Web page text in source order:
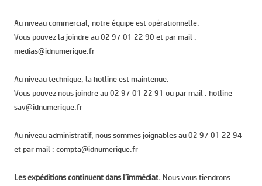
Au niveau commercial, notre équipe est opérationnelle.
Vous pouvez la joindre au 02 97 01 22 90 et par mail :
medias@idnumerique.fr
Au niveau technique, la hotline est maintenue.
Vous pouvez nous joindre au 02 97 01 22 91 ou par mail : hotline-
sav@idnumerique.fr
Au niveau administratif, nous sommes joignables au 02 97 01 22 94
et par mail : compta@idnumerique.fr
Les expéditions continuent dans l’immédiat. Nous vous tiendrons